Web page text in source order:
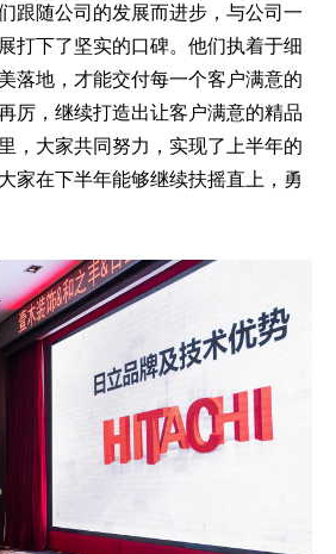
跟随公司的发展而进步，与公司一
打下了坚实的口碑。他们执着于细
落地，才能交付每一个客户满意的
厉，继续打造出让客户满意的精品
，大家共同努力，实现了上半年的
家在下半年能够继续扶摇直上，勇